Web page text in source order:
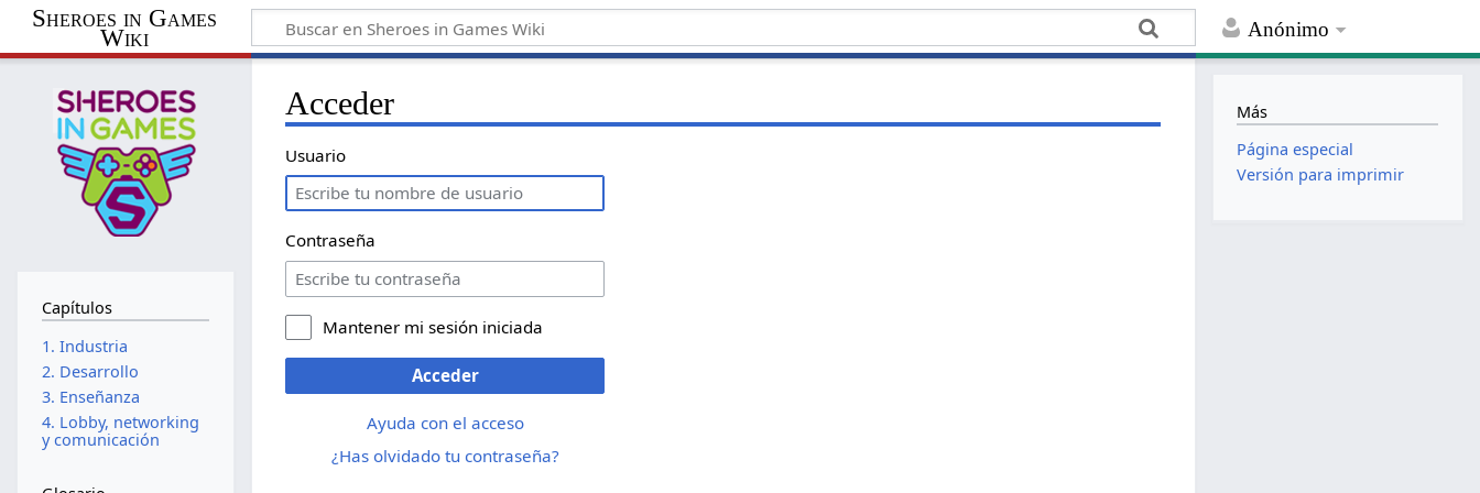
Anónimo
Sheroes in Games
Wiki
Acceder
Usuario
Contraseña
Mantener mi sesión iniciada
Acceder
Ayuda con el acceso
¿Has olvidado tu contraseña?
Capítulos
1. Industria
2. Desarrollo
3. Enseñanza
4. Lobby, networking
y comunicación
Más
Página especial
Versión para imprimir